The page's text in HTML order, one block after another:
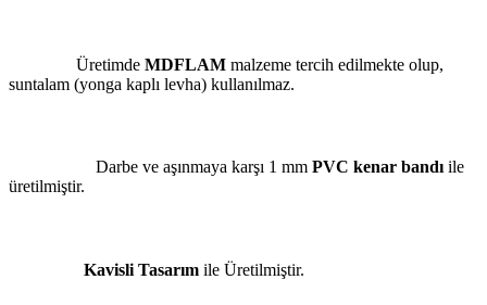
Üretimde MDFLAM malzeme tercih edilmekte olup,
suntalam (yonga kaplı levha) kullanılmaz.
Darbe ve aşınmaya karşı 1 mm PVC kenar bandı ile
üretilmiştir.
Kavisli Tasarım ile Üretilmiştir.